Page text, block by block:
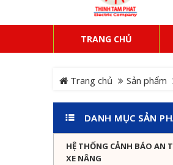
TRANG CHỦ
Trang chủ Sản phẩm
DANH MỤC SẢN
HỆ THỐNG CẢNH BÁO AN
XE NÂNG